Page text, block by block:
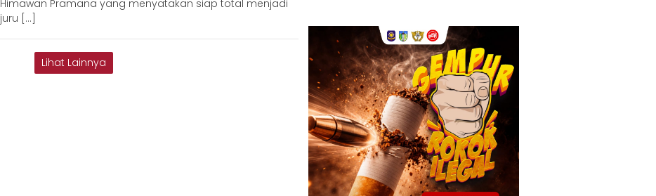
Himawan Pramana yang menyatakan siap total menjadi
juru […]
Lihat Lainnya